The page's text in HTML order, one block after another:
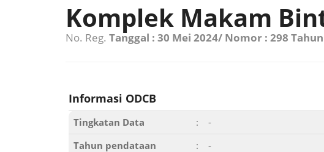
Komplek Makam
No. Reg. Tanggal : 30 Mei 2024/ Nomor : 298
Informasi ODCB
Tingkatan Data :
-
Tahun pendataan
:
-